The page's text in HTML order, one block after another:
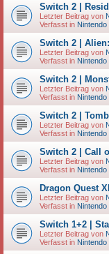
Switch 2 |
Letzter Beitrag von
Verfasst in Nintendo
Switch 2 |
Letzter Beitrag von
Verfasst in Nintendo
Switch 2 |
Letzter Beitrag von
Verfasst in Nintendo
Switch 2 |
Letzter Beitrag von
Verfasst in Nintendo
Switch 2 | Call
Letzter Beitrag von
Verfasst in Nintendo
Dragon Quest
Letzter Beitrag von
Verfasst in Nintendo
Switch 1+2 |
Letzter Beitrag von
Verfasst in Nintendo